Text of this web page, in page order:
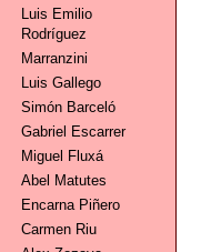
Luis Emilio
Rodríguez
Marranzini
Luis Gallego
Simón Barceló
Gabriel Escarrer
Miguel Fluxá
Abel Matutes
Encarna Piñero
Carmen Riu